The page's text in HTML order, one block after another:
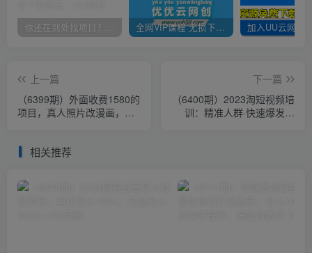
你还在到处找项目？还在当韭菜？我靠卖项目一个月收入5万+，曾经我也是个失败者。 全网VIP课程 无损下载~
上一篇
（6399期）外面收费1580的
项目，真人照片改漫画，一
下一篇
（6400期）2023淘短视频培
训：精准人群·快速爆发玩
相关推荐